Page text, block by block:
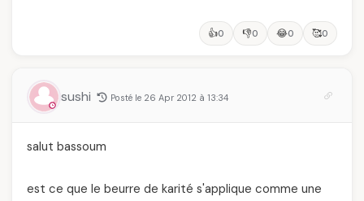
👍0 👎0 😂0 🥰0
sushi Posté le 26 Apr 2012 à 13:34
salut bassoum
est ce que le beurre de karité s'applique comme une